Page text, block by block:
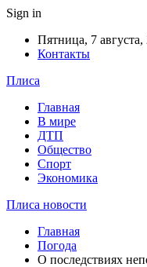
Sign in
Пятница, 7 августа,
Контакты
Плиса
Главная
В мире
ДТП
Общество
Спорт
Экономика
Плиса новости
Главная
Погода
О последствиях